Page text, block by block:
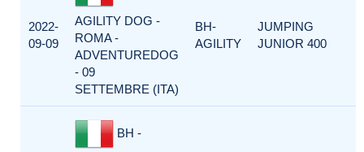
2022-
09-09
AGILITY DOG -
ROMA -
ADVENTUREDOG
- 09
SETTEMBRE (ITA)
BH-
AGILITY
JUMPING
JUNIOR 400
BH -